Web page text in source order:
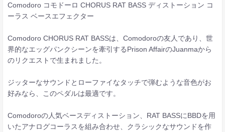
Comodoro コモドーロ CHORUS RAT BASS ディストーション コ
ーラス ベースエフェクター
Comodoro CHORUS RAT BASSは、Comodoroの友人であり、世
界的なエッグパンクシーンを牽引するPrison AffairのJuanmaから
のリクエストで生まれました。
ジッターなサウンドとローファイなタッチで弾むような音色がお
好みなら、このペダルは最適です。
Comodoroの人気ベースディストーション、RAT BASSにBBDを用
いたアナログコーラスを組み合わせ、クラシックなサウンドを作